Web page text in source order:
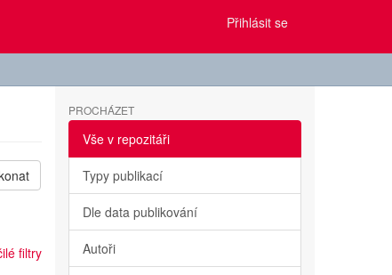
Přihlásit se
filtry
PROCHÁZET
Vše v repozitáři
Typy publikací
Dle data publikování
Autoři